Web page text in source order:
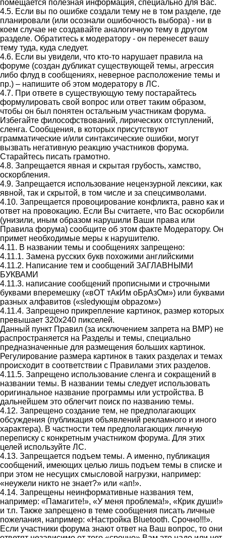
помещается полезная информация, специально для Вас.
4.5. Если вы по ошибке создали тему не в том разделе, где
планировали (или осознали ошибочность выбора) - ни в
коем случае не создавайте аналогичную тему в другом
разделе. Обратитесь к модератору - он перенесет вашу
тему туда, куда следует.
4.6. Если вы увидели, что кто-то нарушает правила на
форуме (создан дубликат существующей темы, агрессия
либо флуд в сообщениях, неверное расположение темы и
пр.) – напишите об этом модератору в ЛС.
4.7. При ответе в существующую тему постарайтесь
формулировать свой вопрос или ответ таким образом,
чтобы он был понятен остальным участникам форума.
Избегайте философствований, лирических отступлений,
сленга. Сообщения, в которых присутствуют
грамматические и/или синтаксические ошибки, могут
вызвать негативную реакцию участников форума.
Старайтесь писать грамотно.
4.8. Запрещается явная и скрытая грубость, хамство,
оскорбления.
4.9. Запрещается использование нецензурной лексики, как
явной, так и скрытой, в том числе и за спецсимволами.
4.10. Запрещается провоцирование конфликта, равно как и
ответ на провокацию. Если Вы считаете, что Вас оскорбили
(унизили, иным образом нарушили Ваши права или
Правила форума) сообщите об этом факте Модератору. Он
примет необходимые меры к нарушителю.
4.11. В названии темы и сообщениях запрещено:
4.11.1. Замена русских букв похожими английскими
4.11.2. Написание тем и сообщений ЗАГЛАВНЫМИ
БУКВАМИ
4.11.3. написание сообщений прописными и строчными
буквами вперемешку («вОТ тАкИм оБрАзОм») или буквами
разных алфавитов («slеdующiм оbраzом»)
4.11.4. Запрещено прикрепление картинок, размер которых
превышает 320х240 пикселей.
Данный пункт Правил (за исключением запрета на BMP) не
распространяется на Разделы и темы, специально
предназначенные для размещения больших картинок.
Регулирование размера картинок в таких разделах и темах
происходит в соответствии с Правилами этих разделов.
4.11.5. Запрещено использование сленга и сокращений в
названии темы. В названии темы следует использовать
оригинальное название программы или устройства. В
дальнейшем это облегчит поиск по названию темы.
4.12. Запрещено создание тем, не предполагающих
обсуждения (публикация объявлений рекламного и иного
характера). В частности тем предполагающих личную
переписку с конкретным участником форума. Для этих
целей используйте ЛС.
4.13. Запрещается подъем темы. А именно, публикация
сообщений, имеющих целью лишь подъем темы в списке и
при этом не несущих смысловой нагрузки, например:
«неужели никто не знает?» или «ап!».
4.14. Запрещены неинформативные названия тем,
например: «Памагите!», «У меня проблема!», «Крик души!»
и т.п. Также запрещено в теме сообщения писать личные
пожелания, например: «Настройка Bluetooth. Срочно!!!».
Если участники форума знают ответ на Ваш вопрос, то они